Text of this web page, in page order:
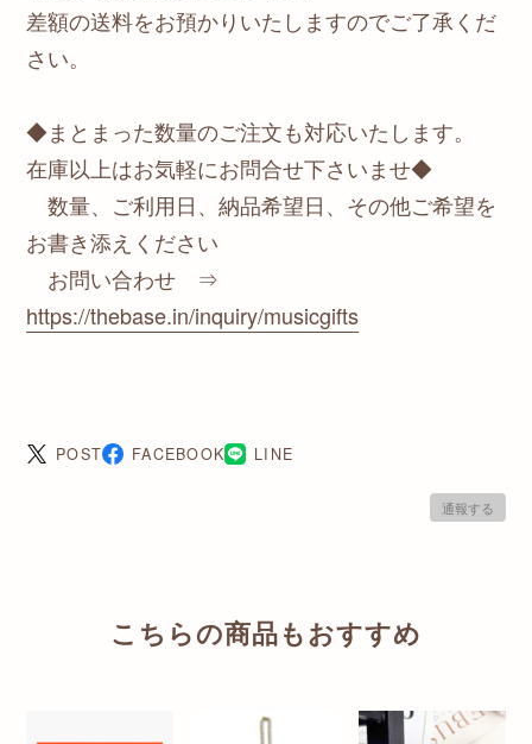
差額の送料をお預かりいたしますのでご了承くだ
さい。
◆まとまった数量のご注文も対応いたします。
在庫以上はお気軽にお問合せ下さいませ◆
数量、ご利用日、納品希望日、その他ご希望を
お書き添えください
お問い合わせ ⇒
https://thebase.in/inquiry/musicgifts
POST FACEBOOK LINE
通報する
こちらの商品もおすすめ